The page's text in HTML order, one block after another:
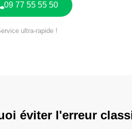
09 77 55 55 50
ultra-rapide !
éviter l'erreur